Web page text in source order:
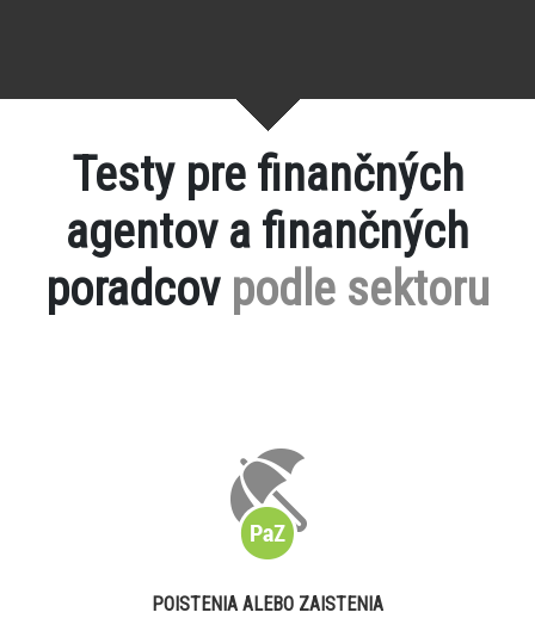
Testy pre finančných
agentov a finančných
poradcov podle sektoru
POISTENIA ALEBO ZAISTENIA